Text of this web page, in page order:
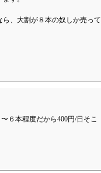
、大割が８本の奴しか売って
６本程度だから400円/日そこ